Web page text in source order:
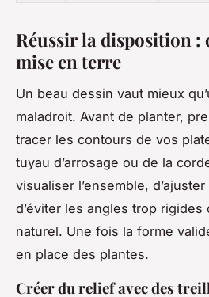
Réussir la disposition :
mise en terre
Un beau dessin vaut mieux
maladroit. Avant de planter,
tracer les contours de vos
tuyau d’arrosage ou de la
visualiser l’ensemble,
d’éviter les angles trop rigides
naturel. Une fois la forme
en place des plantes.
Créer du relief avec des